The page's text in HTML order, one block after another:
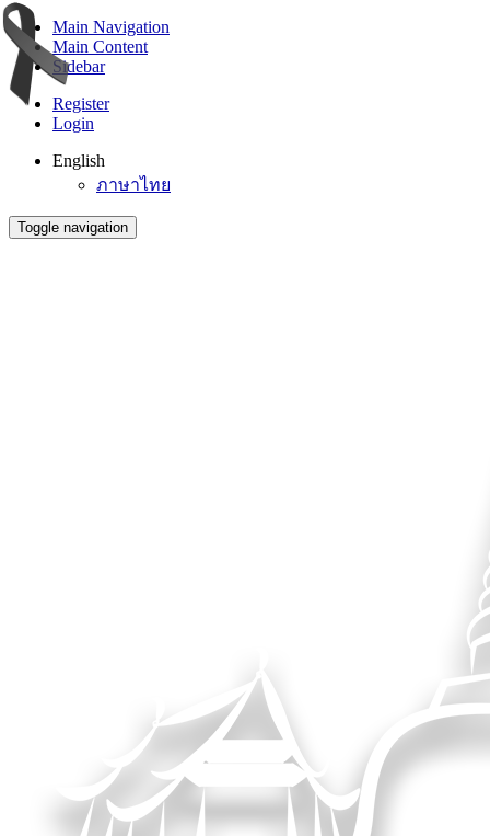
Main Navigation
Main Content
Sidebar
Register
Login
English
ภาษาไทย
Toggle navigation